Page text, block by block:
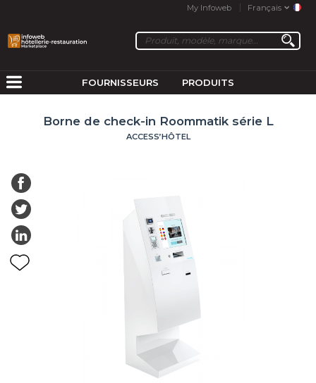
My Infoweb Français
FOURNISSEURS PRODUITS
Borne de check-in Roommatik série L
ACCESS’HÔTEL